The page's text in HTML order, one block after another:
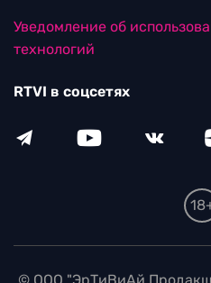
Уведомление об
технологий
RTVI в соцсетях